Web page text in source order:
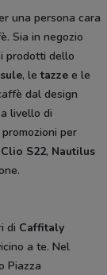
una persona cara
Sia in negozio
prodotti dello
, letazze e le
dal design
livello di
per
Clio S22, Nautilus
di Caffitaly
a te. Nel
Piazza